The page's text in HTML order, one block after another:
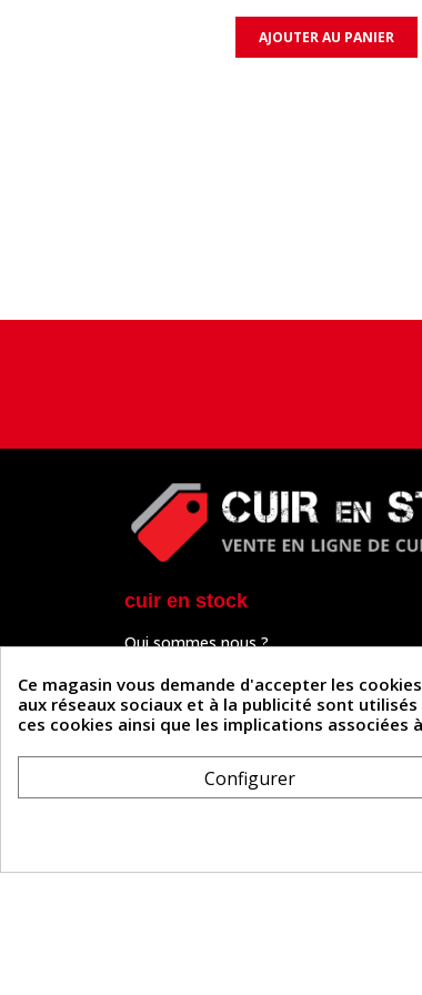
AJOUTER AU PANIER
cuir en stock
Qui sommes nous ?
Paiement sécurisé
Un problème de connexion ?
Frais de livraison
Formulaire de rétractation
Ce magasin vous demande d'accepter les
aux réseaux sociaux et à la publicité sont
ces cookies ainsi que les implications associées
Configurer